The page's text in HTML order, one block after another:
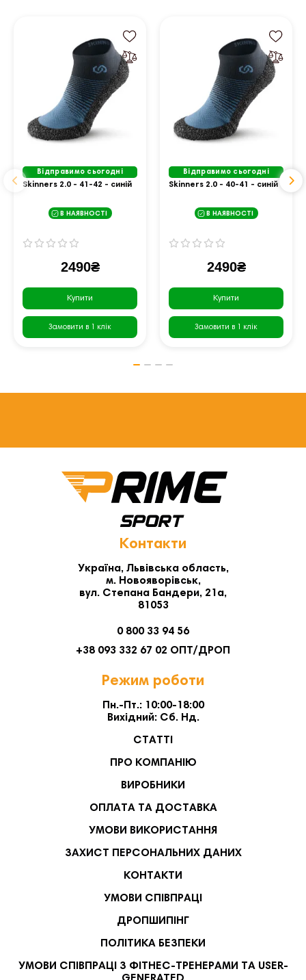
Відправимо сьогодні
Skinners 2.0 - 41-42 - синій
В НАЯВНОСТІ
2490₴
Купити
Замовити в 1 клік
Відправимо сьогодні
Skinners 2.0 - 40-41 - синій
В НАЯВНОСТІ
2490₴
Купити
Замовити в 1 клік
Контакти
Україна, Львівська область,
м. Новояворівськ,
вул. Степана Бандери, 21а,
81053
0 800 33 94 56
+38 093 332 67 02 ОПТ/ДРОП
Режим роботи
Пн.-Пт.: 10:00-18:00
Вихідний: Сб. Нд.
СТАТТІ
ПРО КОМПАНІЮ
ВИРОБНИКИ
ОПЛАТА ТА ДОСТАВКА
УМОВИ ВИКОРИСТАННЯ
ЗАХИСТ ПЕРСОНАЛЬНИХ ДАНИХ
КОНТАКТИ
УМОВИ СПІВПРАЦІ
ДРОПШИПІНГ
ПОЛІТИКА БЕЗПЕКИ
УМОВИ СПІВПРАЦІ З ФІТНЕС-ТРЕНЕРАМИ ТА USER-